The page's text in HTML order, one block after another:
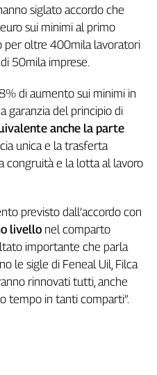
siglato accordo che
sui minimi al primo
per oltre 400mila lavoratori
50mila imprese.
di aumento sui minimi in
garanzia del principio di
anche la parte
unica e la trasferta
congruità e la lotta al lavoro
previsto dall’accordo con
livello nel comparto
importante che parla
le sigle di Feneal Uil, Filca
rinnovati tutti, anche
tempo in tanti comparti”.